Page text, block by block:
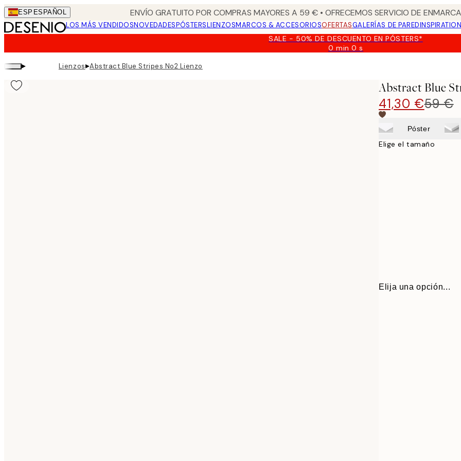
Skip
to
main
ESP ESPAÑOL ENVÍO GRATUITO POR COMPRAS MAYORES A 59 € • OFRECEMOS SERVICIO DE
LOS MÁS VENDIDOSNOVEDADESPÓSTERSLIENZOSMARCOS & ACCESORIOSOFERTASGALERÍAS DE PARED
SALE - 50% DE DESCUENTO EN PÓSTERS*
0 min0 s
Válido
▸ Lienzos▸Abstract Blue Stripes No2 Lienzo
Abstract Blue
41,30 €59 €
Póster
Elige el tamaño
Elija una opción...